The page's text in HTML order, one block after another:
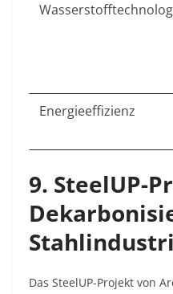
Energieeffizienz
9. SteelUP-
Das SteelUP-Projekt von